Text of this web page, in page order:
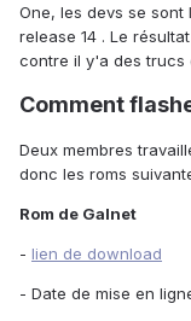
One, les devs se sont
release 14 . Le
contre il y'a des trucs
Comment
Deux membres
donc les roms
Rom de Galnet
- lien de download
- Date de mise en